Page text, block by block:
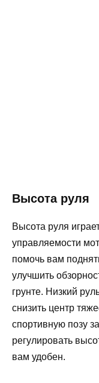
Высота руля
Высота руля
управляемости
помочь вам
улучшить
грунте. Низкий
снизить центр
спортивную позу
регулировать
вам удобен.